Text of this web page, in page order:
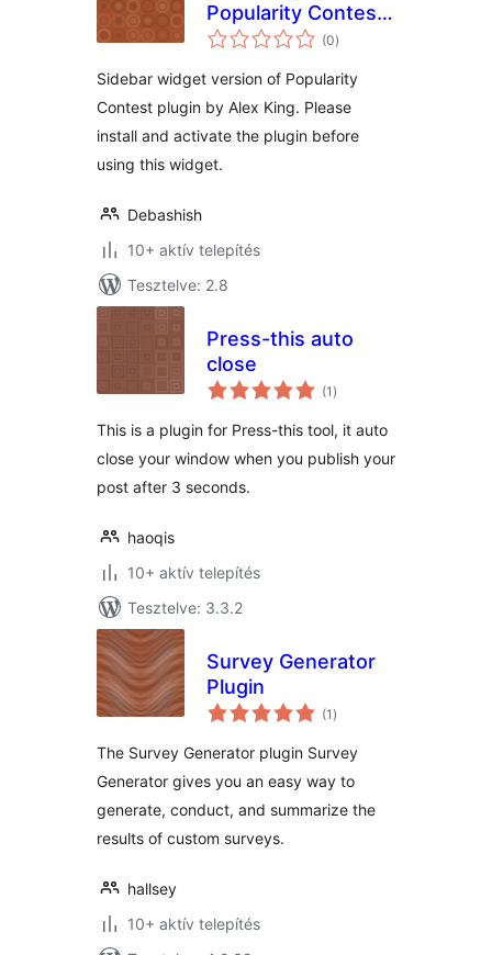
Popularity Contest
(AKPC) Widget
(0értékelés
összesen
)
Sidebar widget version of Popularity
Contest plugin by Alex King. Please
install and activate the plugin before
using this widget.
Debashish
10+ aktív telepítés
Tesztelve: 2.8
Press-this auto
close
(1 értékelés
összesen
)
This is a plugin for Press-this tool, it auto
close your window when you publish your
post after 3 seconds.
haoqis
10+ aktív telepítés
Tesztelve: 3.3.2
Survey Generator
Plugin
(1 értékelés
összesen
)
The Survey Generator plugin Survey
Generator gives you an easy way to
generate, conduct, and summarize the
results of custom surveys.
hallsey
10+ aktív telepítés